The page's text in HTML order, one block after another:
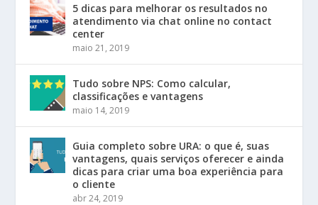
5 dicas para melhorar os resultados no
atendimento via chat online no contact
center
maio 21, 2019
Tudo sobre NPS: Como calcular,
classificações e vantagens
maio 14, 2019
Guia completo sobre URA: o que é, suas
vantagens, quais serviços oferecer e ainda
dicas para criar uma boa experiência para
o cliente
abr 24, 2019